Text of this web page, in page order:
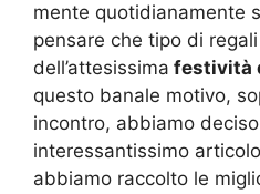
mente quotidianamente
pensare che tipo di
dell’attesissima festività
questo banale motivo,
incontro, abbiamo
interessantissimo
abbiamo raccolto le